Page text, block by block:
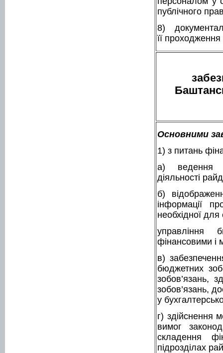
публічного
8)
її
Основними
1) з питань
а) ведення
діяльності
б)
інформації
необхідної
управління
фінансовими і
в)
бюджетних
зобов’язань,
зобов’язань,
у
г) здійснення
вимог
складення
підрозділах